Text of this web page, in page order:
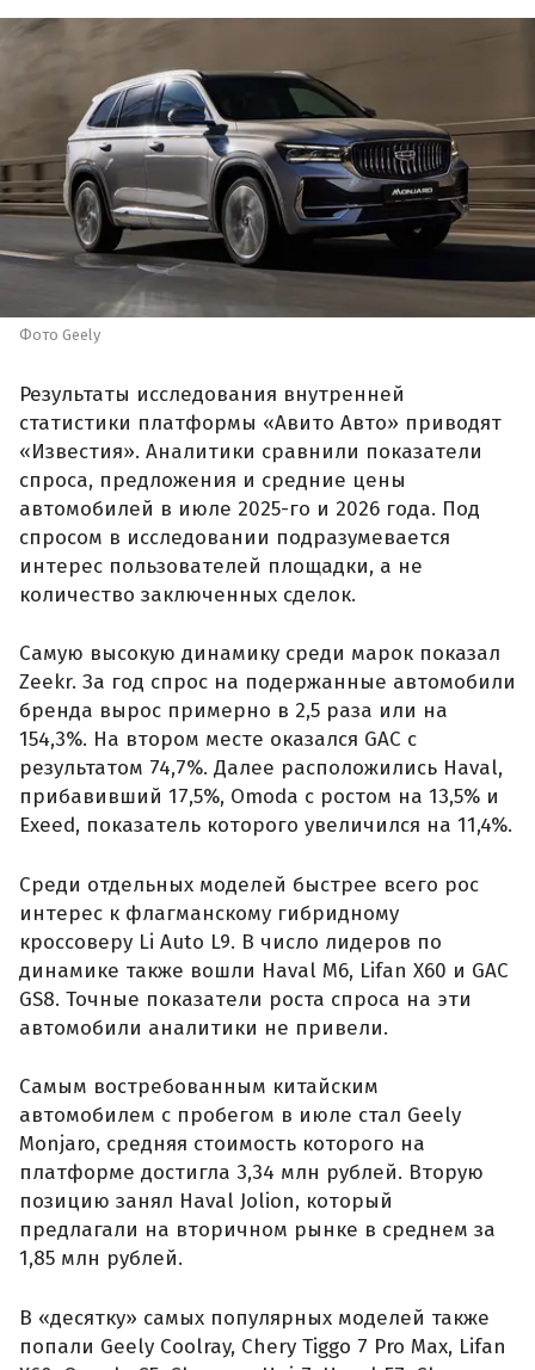
Фото Geely
Результаты исследования внутренней
статистики платформы «Авито Авто» приводят
«Известия». Аналитики сравнили показатели
спроса, предложения и средние цены
автомобилей в июле 2025-го и 2026 года. Под
спросом в исследовании подразумевается
интерес пользователей площадки, а не
количество заключенных сделок.
Самую высокую динамику среди марок показал
Zeekr. За год спрос на подержанные автомобили
бренда вырос примерно в 2,5 раза или на
154,3%. На втором месте оказался GAC с
результатом 74,7%. Далее расположились Haval,
прибавивший 17,5%, Omoda с ростом на 13,5% и
Exeed, показатель которого увеличился на 11,4%.
Среди отдельных моделей быстрее всего рос
интерес к флагманскому гибридному
кроссоверу Li Auto L9. В число лидеров по
динамике также вошли Haval M6, Lifan X60 и GAC
GS8. Точные показатели роста спроса на эти
автомобили аналитики не привели.
Самым востребованным китайским
автомобилем с пробегом в июле стал Geely
Monjaro, средняя стоимость которого на
платформе достигла 3,34 млн рублей. Вторую
позицию занял Haval Jolion, который
предлагали на вторичном рынке в среднем за
1,85 млн рублей.
В «десятку» самых популярных моделей также
попали Geely Coolray, Chery Tiggo 7 Pro Max, Lifan